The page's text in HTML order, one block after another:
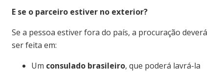
E se o parceiro estiver no exterior?
Se a pessoa estiver fora do país, a procuração deverá
ser feita em:
Um consulado brasileiro, que poderá lavrá-la